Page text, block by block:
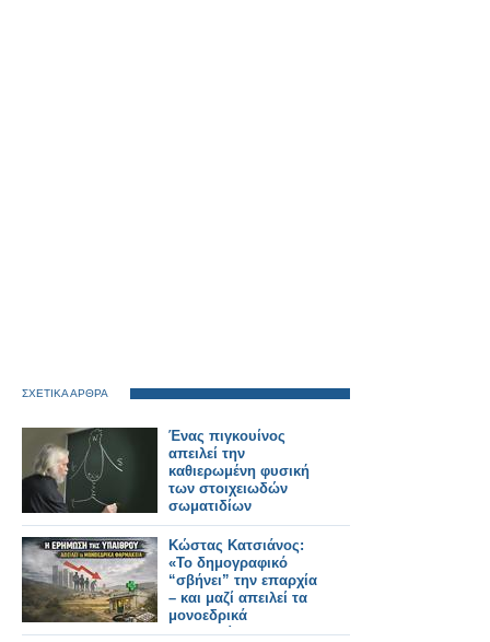
ΣΧΕΤΙΚΑ ΑΡΘΡΑ
Ένας πιγκουίνος
απειλεί την
καθιερωμένη φυσική
των στοιχειωδών
σωματιδίων
Κώστας Κατσιάνος:
«Το δημογραφικό
“σβήνει” την επαρχία
– και μαζί απειλεί τα
μονοεδρικά
φαρμακεία» (video)